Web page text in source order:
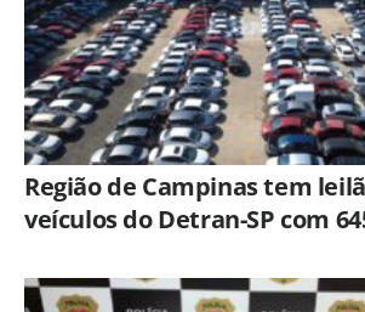
Região de Campinas tem
veículos do Detran-SP com